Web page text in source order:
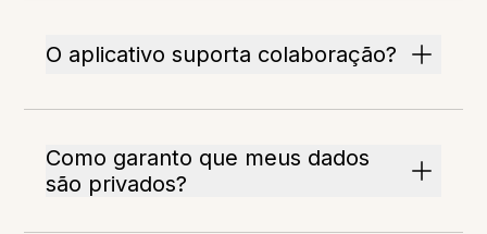
O aplicativo suporta colaboração?
Como garanto que meus dados
são privados?